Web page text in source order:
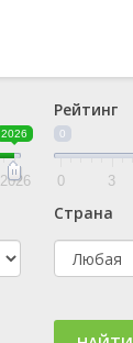
2026
2026
Рейтинг
0
0 3
Страна